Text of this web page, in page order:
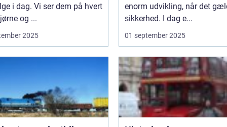
i dag. Vi ser dem på hvert
og ...
2025
enorm udvikling, når det
sikkerhed. I dag e...
01 september 2025